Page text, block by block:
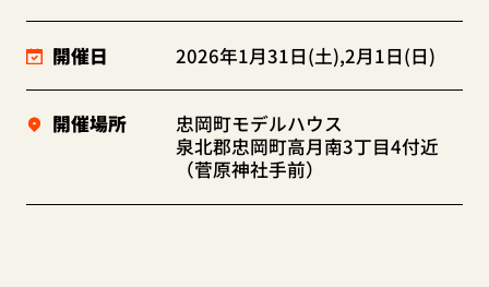
開催日 2026年1月31日(土),2月1日(日)
開催場所
忠岡町モデルハウス
泉北郡忠岡町高月南3丁目4付近
（菅原神社手前）